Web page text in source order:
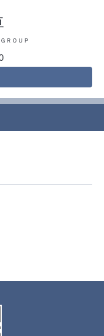
ＲＯＵＰ